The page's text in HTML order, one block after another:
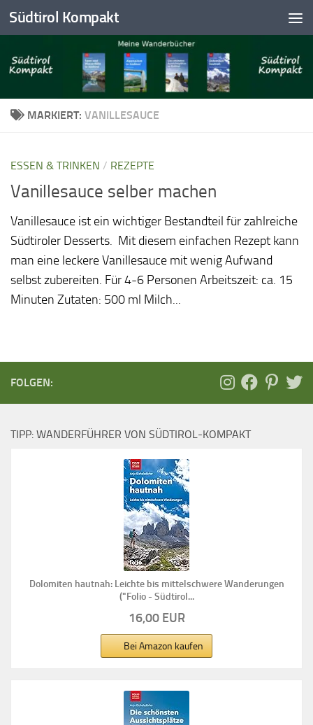
Skip to content
Südtirol Kompakt
MARKIERT: VANILLESAUCE
ESSEN & TRINKEN / REZEPTE
Vanillesauce selber machen
Vanillesauce ist ein wichtiger Bestandteil für zahlreiche
Südtiroler Desserts. Mit diesem einfachen Rezept kann
man eine leckere Vanillesauce mit wenig Aufwand
selbst zubereiten. Für 4-6 Personen Arbeitszeit: ca. 15
Minuten Zutaten: 500 ml Milch...
FOLGEN:
TIPP: WANDERFÜHRER VON SÜDTIROL-KOMPAKT
Dolomiten hautnah: Leichte bis mittelschwere Wanderungen
("Folio - Südtirol...
16,00 EUR
Bei Amazon kaufen